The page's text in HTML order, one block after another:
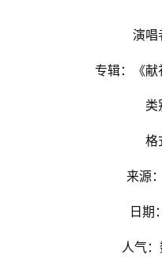
演唱
专辑：《献
类
格
来源
日期
人气